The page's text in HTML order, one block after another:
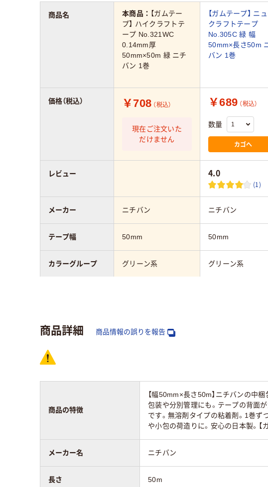
本商品： 【ガムテー
プ】 ハイクラフトテ
ープ No.321WC
0.14mm厚
50mm×50m 緑 ニチ
バン 1巻
【ガムテープ】 ニ
クラフトテープ
No.305C 緑 幅
50mm×長さ50m
バン 1巻
￥708 （税込）
現在ご注文いた
だけません
￥689 （税込）
数量
カゴへ
4.0
(1)
ニチバン ニチバン
50mm 50mm
グリーン系 グリーン系
梱包
商品名
価格（税込）
レビュー
メーカー
テープ幅
カラーグループ
テープの用途
長さ
アスクル商品環境
商品詳細 商品情報の誤りを報告
商品の特徴
【幅50mm×長さ50m】ニチバンの中
包装や分別管理にも。テープの背面
です。無溶剤タイプの粘着剤。1巻ず
や小包の荷造りに。安心の日本製。【
メーカー名 ニチバン
長さ 50m